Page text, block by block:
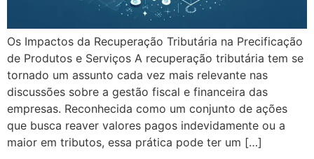
Os Impactos da Recuperação Tributária na Precificação
de Produtos e Serviços A recuperação tributária tem se
tornado um assunto cada vez mais relevante nas
discussões sobre a gestão fiscal e financeira das
empresas. Reconhecida como um conjunto de ações
que busca reaver valores pagos indevidamente ou a
maior em tributos, essa prática pode ter um […]